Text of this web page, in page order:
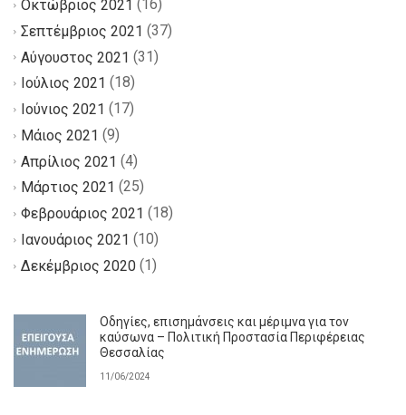
Οκτώβριος 2021 (16)
Σεπτέμβριος 2021 (37)
Αύγουστος 2021 (31)
Ιούλιος 2021 (18)
Ιούνιος 2021 (17)
Μάιος 2021 (9)
Απρίλιος 2021 (4)
Μάρτιος 2021 (25)
Φεβρουάριος 2021 (18)
Ιανουάριος 2021 (10)
Δεκέμβριος 2020 (1)
Οδηγίες, επισημάνσεις και μέριμνα για τον
καύσωνα – Πολιτική Προστασία Περιφέρειας
Θεσσαλίας
11/06/2024